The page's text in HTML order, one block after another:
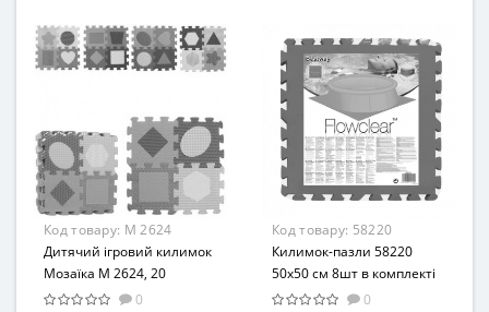
Вид
Коврик
С рождения
Возрастная группа
От 0 лет
Материал
Комбинированный
Возраст
От 1 года
Материал
EVA
Код товару: M 2624
Дитячий ігровий килимок
Мозаїка M 2624, 20
деталей
0
Код товару: 58220
Килимок-пазли 58220
50х50 см 8шт в комплекті
0